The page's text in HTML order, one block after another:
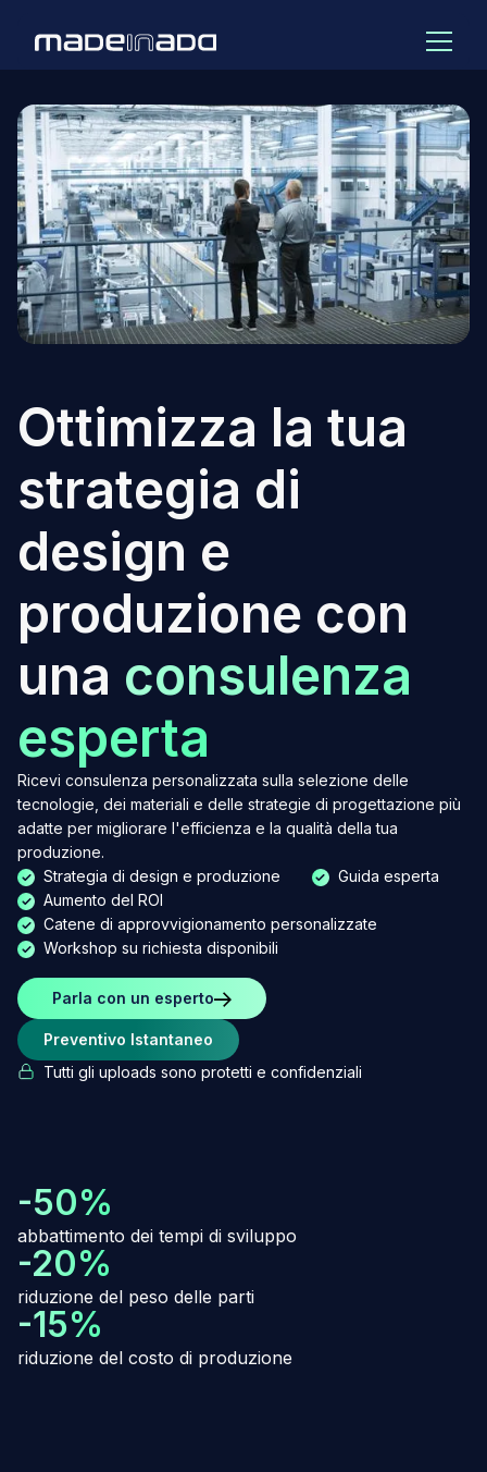
Ottimizza la tua
strategia di
design e
produzione con
una consulenza
esperta
Ricevi consulenza personalizzata sulla selezione delle
tecnologie, dei materiali e delle strategie di progettazione più
adatte per migliorare l'efficienza e la qualità della tua
produzione.
Strategia di design e produzione
Guida esperta
Aumento del ROI
Catene di approvvigionamento personalizzate
Workshop su richiesta disponibili
Parla con un esperto
Preventivo Istantaneo
Tutti gli uploads sono protetti e confidenziali
-50%
abbattimento dei tempi di sviluppo
-20%
riduzione del peso delle parti
-15%
riduzione del costo di produzione